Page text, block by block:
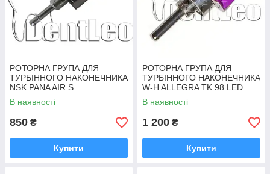
РОТОРНА ГРУПА ДЛЯ
ТУРБІННОГО НАКОНЕЧНИКА
NSK PANA AIR S
В наявності
850 ₴
Купити
РОТОРНА ГРУПА ДЛЯ
ТУРБІННОГО НАКОНЕЧНИКА
W-H ALLEGRA TK 98 LED
В наявності
1 200 ₴
Купити